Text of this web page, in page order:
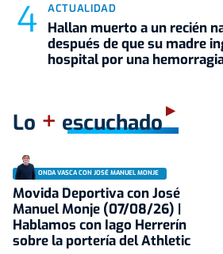
ACTUALIDAD
Hallan muerto a un recién
después de que su madre
hospital por una
Lo + escuchado
ONDA VASCA CON JOSÉ MANUEL MONJE
Movida Deportiva con José
Manuel Monje (07/08/26) |
Hablamos con Iago Herrerín
sobre la portería del Athletic